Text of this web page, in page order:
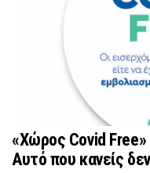
«Χώρος Covid
Αυτό που κανείς